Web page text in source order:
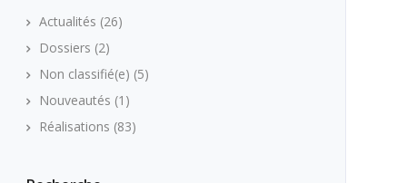
Actualités (26)
Dossiers (2)
Non classifié(e) (5)
Nouveautés (1)
Réalisations (83)